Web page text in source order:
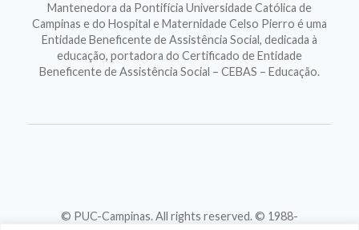
Mantenedora da Pontifícia Universidade Católica de
Campinas e do Hospital e Maternidade Celso Pierro é uma
Entidade Beneficente de Assistência Social, dedicada à
educação, portadora do Certificado de Entidade
Beneficente de Assistência Social – CEBAS – Educação.
© PUC-Campinas. All rights reserved. © 1988-